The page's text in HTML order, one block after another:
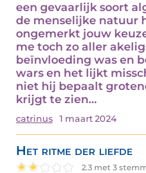
een gevaarlijk soort
de menselijke natuur
ongemerkt jouw
me toch zo aller
beïnvloeding was en
wars en het lijkt
niet hij bepaalt
krijgt te zien…
catrinus 1 maart 2024
Het ritme der liefde
2.3 met 3